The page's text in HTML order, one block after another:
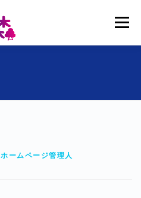
メニュー
ホームページ管理人